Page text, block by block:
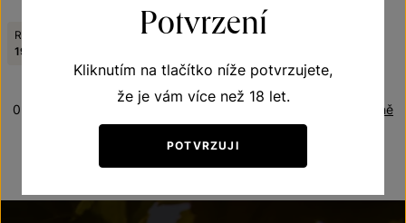
Ročník:
1998
Abecedně
0 produktů
Potvrzení
Kliknutím na tlačítko níže potvrzujete,
že je vám více než 18 let.
POTVRZUJI